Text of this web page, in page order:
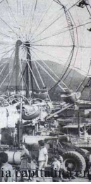
capitalina en